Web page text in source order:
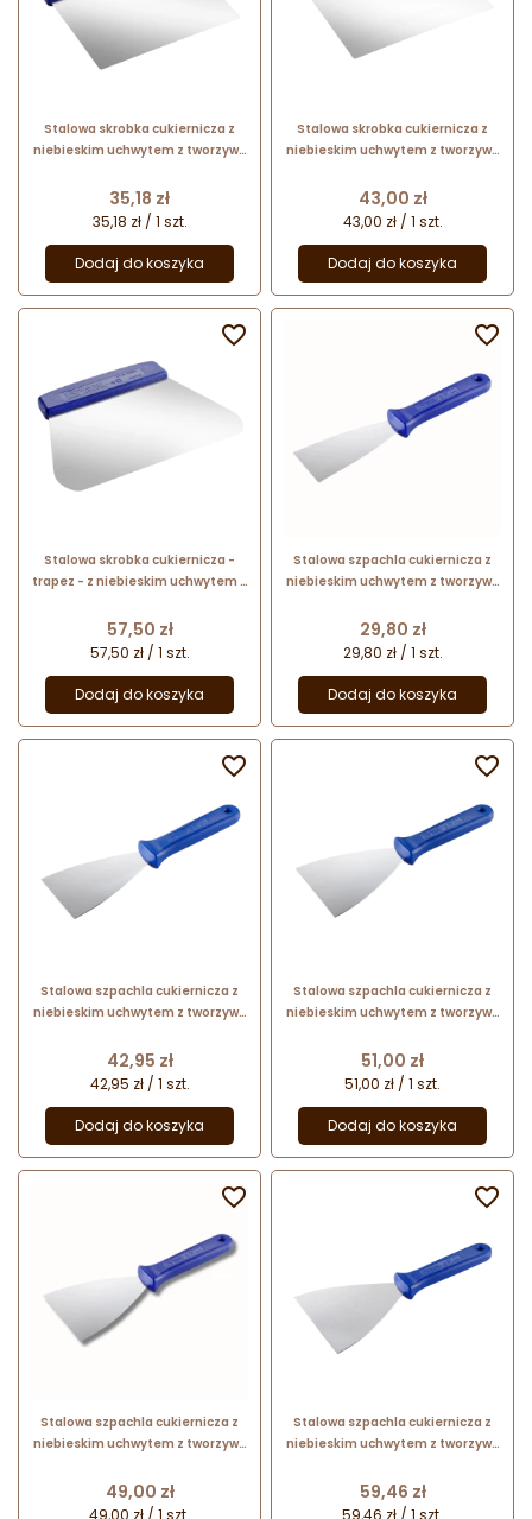
Stalowa skrobka cukiernicza z
niebieskim uchwytem z tworzywa
68615 Thermohauser
Cena
35,18 zł
35,18 zł / 1 szt.
Dodaj do koszyka
Stalowa skrobka cukiernicza z
niebieskim uchwytem z tworzywa
68625 Thermohauser
Cena
43,00 zł
43,00 zł / 1 szt.
Dodaj do koszyka
Stalowa skrobka cukiernicza -
trapez - z niebieskim uchwytem z
nr. kat. 68635 Thermohauser
Cena
57,50 zł
57,50 zł / 1 szt.
Dodaj do koszyka

Stalowa szpachla cukiernicza z
niebieskim uchwytem z tworzywa
68667 Thermohauser
Cena
29,80 zł
29,80 zł / 1 szt.
Dodaj do koszyka

Stalowa szpachla cukiernicza z
niebieskim uchwytem z tworzywa
68675 Thermohauser
Cena
42,95 zł
42,95 zł / 1 szt.
Dodaj do koszyka

Stalowa szpachla cukiernicza z
niebieskim uchwytem z tworzywa
68685 Thermohauser
Cena
51,00 zł
51,00 zł / 1 szt.
Dodaj do koszyka

Stalowa szpachla cukiernicza z
niebieskim uchwytem z tworzywa
68687 Thermohauser
Cena
49,00 zł

Stalowa szpachla cukiernicza z
niebieskim uchwytem z tworzywa
68695 Thermohauser
Cena
59,46 zł
